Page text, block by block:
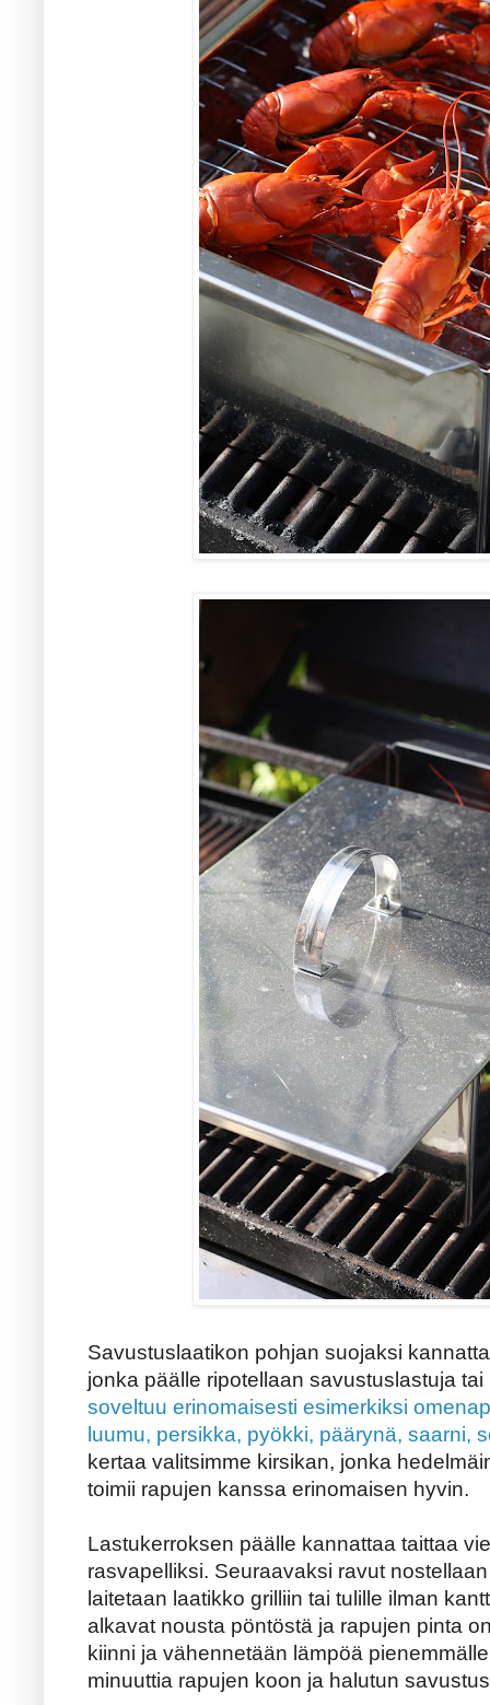
Savustuslaatikon pohjan suojaksi
jonka päälle ripotellaan savustuslastuja
soveltuu erinomaisesti esimerkiksi
luumu, persikka, pyökki, päärynä, saarni,
kertaa valitsimme kirsikan, jonka
toimii rapujen kanssa erinomaisen hyvin.
Lastukerroksen päälle kannattaa taittaa
rasvapelliksi. Seuraavaksi ravut
laitetaan laatikko grilliin tai tulille ilman
alkavat nousta pöntöstä ja rapujen pinta
kiinni ja vähennetään lämpöä
minuuttia rapujen koon ja halutun